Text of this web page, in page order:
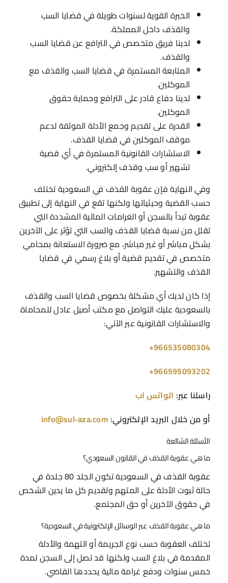
الخبرة القوية لسنوات طويلة في قضايا السب
والقذف داخل المملكة.
لدينا فريق متخصص في الترافع عن قضايا السب
والقذف.
المتابعة المستمرة في قضايا السب والقذف مع
الموكلين.
لدينا دفاع قادر على الترافع وحماية حقوق
الموكلين.
القدرة على تقديم وجمع الأدلة الموثقة لدعم
موقف الموكلين في قضايا القذف.
الاستشارات القانونية المستمرة في أي قضية
تشهير أو سب وقذف إلكتروني.
وفي النهاية فإن عقوبة القذف في السعودية تختلف
حسب القضية وحيثياتها ولكنها تقع في النهاية إلى تطبيق
عقوبة تبدأ بالسجن أو الغرامات المالية المشددة التي
تقلل من نسبة قضايا القذف والسب التي تؤثر على الآخرين
بشكل مباشر أو غير مباشر، مع ضرورة الاستعانة بمحامي
متخصص في تقديم قضية أو بلاغ رسمي في قضايا
القذف والتشهير.
إذا كان لديك أي مشكلة بخصوص قضايا السب والقذف
بالسعودية عليك التواصل مع مكتب أصيل عادل للمحاماة
والاستشارات القانونية عبر الآتي:
966535080304+
966595093202+
راسلنا عبر: الواتس اب
أو من خلال البريد الإلكتروني: info@sul-aza.com
الأسئلة الشائعة
ما هي عقوبة القذف في القانون السعودي؟
عقوبة القذف في السعودية تكون الجلد 80 جلدة في
حالة ثبوت الأدلة على المتهم وتقديم كل ما يدين الشخص
في حقوق الآخرين أو حق المجتمع.
ما هي عقوبة القذف عبر الوسائل الإلكترونية في السعودية؟
تختلف العقوبة حسب نوع الجريمة أو التهمة والأدلة
المقدمة في بلاغ السب ولكنها قد تصل إلى السجن لمدة
خمس سنوات ودفع غرامة مالية يحددها القاضي.